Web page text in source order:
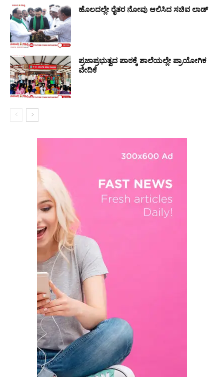
ಹೊಲದಲ್ಲೇ ರೈತರ ನೋವು ಆಲಿಸಿದ ಸಚಿವ ಲಾಡ್
ಪ್ರಜಾಪ್ರಭುತ್ವದ ಪಾಠಕ್ಕೆ ಶಾಲೆಯಲ್ಲೇ ಪ್ರಾಯೋಗಿಕ
ವೇದಿಕೆ